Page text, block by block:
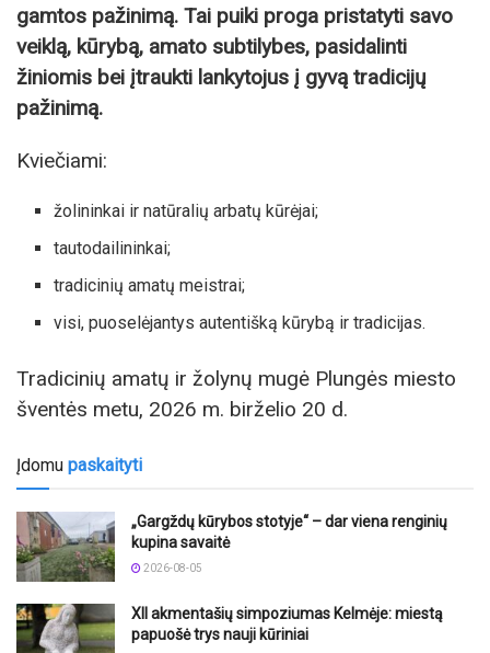
gamtos pažinimą. Tai puiki proga pristatyti savo
veiklą, kūrybą, amato subtilybes, pasidalinti
žiniomis bei įtraukti lankytojus į gyvą tradicijų
pažinimą.
Kviečiami:
žolininkai ir natūralių arbatų kūrėjai;
tautodailininkai;
tradicinių amatų meistrai;
visi, puoselėjantys autentišką kūrybą ir tradicijas.
Tradicinių amatų ir žolynų mugė Plungės miesto
šventės metu, 2026 m. birželio 20 d.
Įdomu paskaityti
„Gargždų kūrybos stotyje“ – dar viena renginių
kupina savaitė
2026-08-05
XII akmentašių simpoziumas Kelmėje: miestą
papuošė trys nauji kūriniai